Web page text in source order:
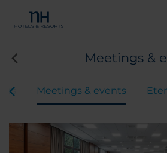
Meetings &
Meetings & events